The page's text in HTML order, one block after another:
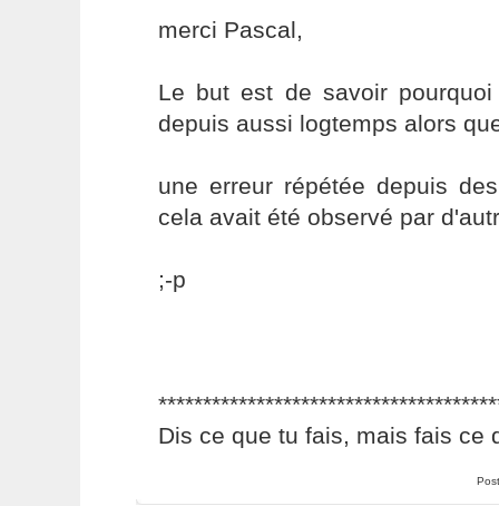
merci Pascal,
Le but est de savoir
depuis aussi logtemps alors
une erreur répétée depuis
cela avait été observé par
;-p
Dis ce que tu fais, mais fais ce